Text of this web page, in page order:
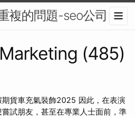
複的問題-seo公司
(485)
貨車充氣裝飾2025 因此，在表演
試朋友，甚至在專業人士面前，準